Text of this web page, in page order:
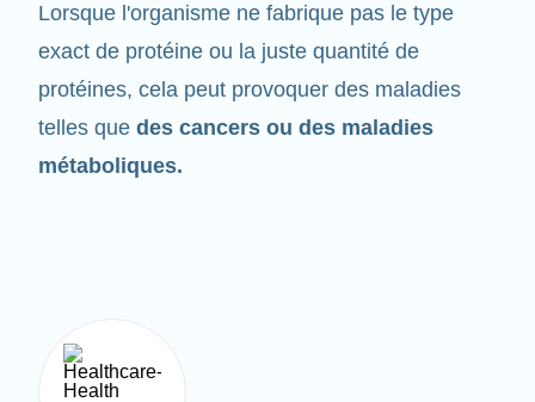
Lorsque l'organisme ne fabrique pas le type
exact de protéine ou la juste quantité de
protéines, cela peut provoquer des maladies
telles que des cancers ou des maladies
métaboliques.